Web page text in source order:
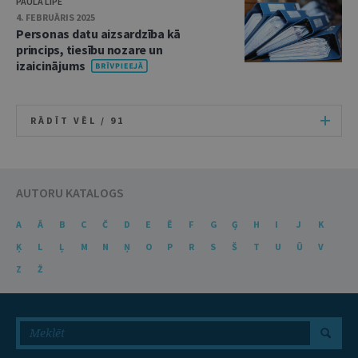
4. FEBRUĀRIS 2025
Personas datu aizsardzība kā
princips, tiesību nozare un
izaicinājums
RĀDĪT VĒL / 91
AUTORU KATALOGS
A Ā B C Č D E Ē F G Ģ H I J
K
Ķ
L Ļ M N Ņ O P R S Š T U Ū
V
Z
Ž